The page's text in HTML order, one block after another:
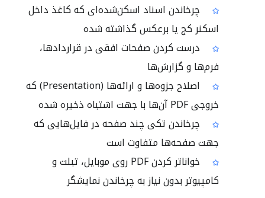
چرخاندن اسناد اسکن‌شده‌ای که کاغذ داخل
اسکنر کج یا برعکس گذاشته شده
درست کردن صفحات افقی در قراردادها،
فرم‌ها و گزارش‌ها
اصلاح جزوه‌ها و ارائه‌ها (Presentation) که
خروجی PDF آن‌ها با جهت اشتباه ذخیره شده
چرخاندن تکی چند صفحه در فایل‌هایی که
جهت صفحه‌ها متفاوت است
خواناتر کردن PDF روی موبایل، تبلت و
کامپیوتر بدون نیاز به چرخاندن نمایشگر